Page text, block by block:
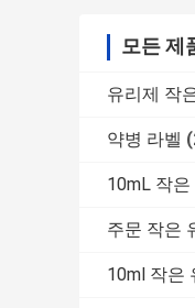
모든 제
유리제 작
약병 라벨
10mL 작
주문 작은
10ml 작은